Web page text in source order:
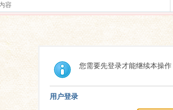
您需要先登录才能继续本操作
用户登录